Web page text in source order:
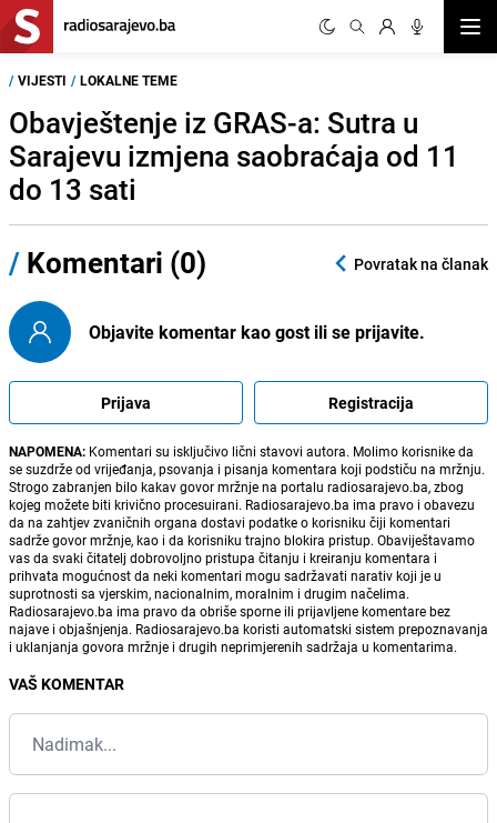
/ VIJESTI / LOKALNE TEME
Obavještenje iz GRAS-a: Sutra u
Sarajevu izmjena saobraćaja od 11
do 13 sati
/ Komentari (0) Povratak na članak
Objavite komentar kao gost ili se prijavite.
Prijava Registracija
NAPOMENA: Komentari su isključivo lični stavovi autora. Molimo korisnike da
se suzdrže od vrijeđanja, psovanja i pisanja komentara koji podstiču na mržnju.
Strogo zabranjen bilo kakav govor mržnje na portalu radiosarajevo.ba, zbog
kojeg možete biti krivično procesuirani. Radiosarajevo.ba ima pravo i obavezu
da na zahtjev zvaničnih organa dostavi podatke o korisniku čiji komentari
sadrže govor mržnje, kao i da korisniku trajno blokira pristup. Obaviještavamo
vas da svaki čitatelj dobrovoljno pristupa čitanju i kreiranju komentara i
prihvata mogućnost da neki komentari mogu sadržavati narativ koji je u
suprotnosti sa vjerskim, nacionalnim, moralnim i drugim načelima.
Radiosarajevo.ba ima pravo da obriše sporne ili prijavljene komentare bez
najave i objašnjenja. Radiosarajevo.ba koristi automatski sistem prepoznavanja
i uklanjanja govora mržnje i drugih neprimjerenih sadržaja u komentarima.
VAŠ KOMENTAR